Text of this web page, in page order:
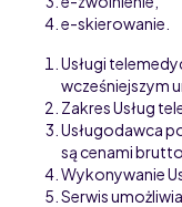
e-skierowanie.
Usługi
wcześniejszym
Zakres Usług
Usługodawca
są cenami brutto.
Wykonywanie
Serwis